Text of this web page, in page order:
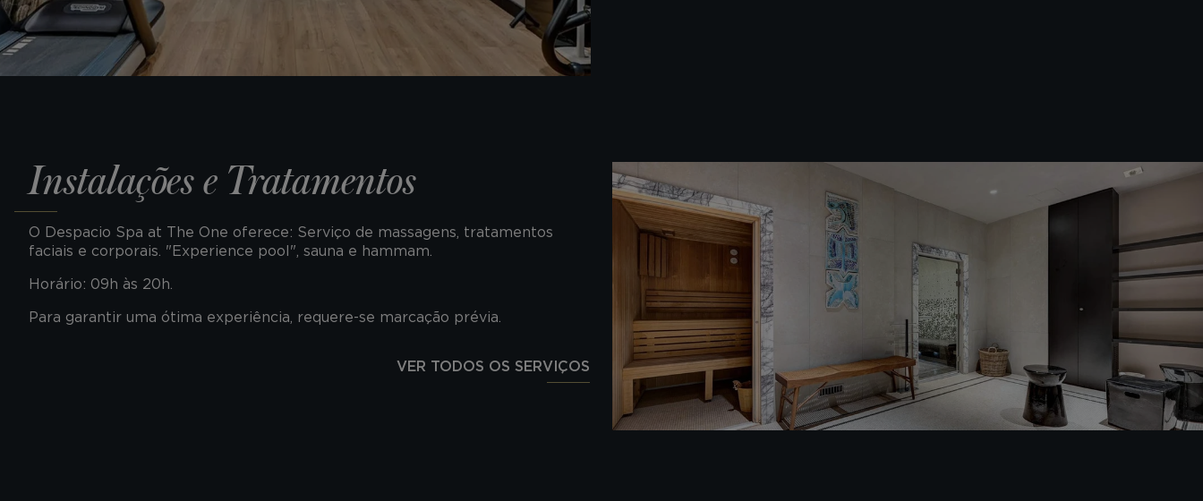
Instalações e Tratamentos
O Despacio Spa at The One oferece: Serviço de massagens, tratamentos
faciais e corporais. "Experience pool", sauna e hammam.
Horário: 09h às 20h.
Para garantir uma ótima experiência, requere-se marcação prévia.
VER TODOS OS SERVIÇOS